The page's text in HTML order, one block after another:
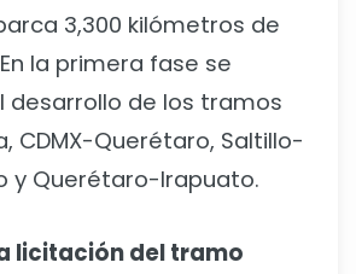
3,300 kilómetros de
la primera fase se
desarrollo de los tramos
CDMX-Querétaro, Saltillo-
y Querétaro-Irapuato.
licitación del tramo